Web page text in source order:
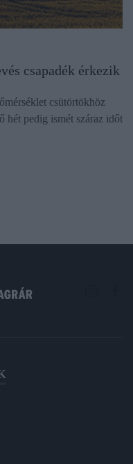
csapadék érkezik
csütörtökhöz
hét pedig ismét száraz időt